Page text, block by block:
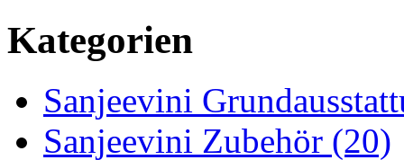
Kategorien
Sanjeevini
Sanjeevini Zubehör (20)